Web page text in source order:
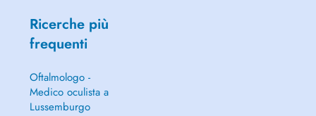
Ricerche più
frequenti
Oftalmologo -
Medico oculista a
Lussemburgo